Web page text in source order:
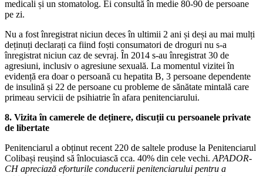
medicali și un stomatolog. Ei consultă în medie 80-90 de persoane
pe zi.
Nu a fost înregistrat niciun deces în ultimii 2 ani și deși au mai mulți
deținuți declarați ca fiind foști consumatori de droguri nu s-a
înregistrat niciun caz de sevraj. În 2014 s-au înregistrat 30 de
agresiuni, inclusiv o agresiune sexuală. La momentul vizitei în
evidență era doar o persoană cu hepatita B, 3 persoane dependente
de insulină și 22 de persoane cu probleme de sănătate mintală care
primeau servicii de psihiatrie în afara penitenciarului.
8. Vizita în camerele de deținere, discuții cu persoanele private
de libertate
Penitenciarul a obținut recent 220 de saltele produse la Penitenciarul
Colibași reușind să înlocuiască cca. 40% din cele vechi. APADOR-
CH apreciază eforturile conducerii penitenciarului pentru a